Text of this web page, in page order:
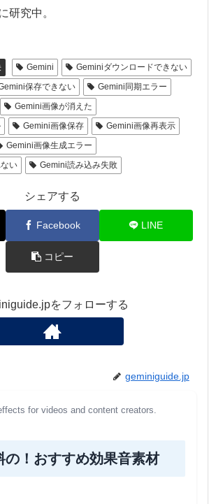
研究中。
Gemini
Geminiダウンロードできない
保存できない
Gemini同期エラー
Gemini画像が消えた
Gemini画像保存
Gemini画像再表示
Gemini画像生成エラー
い
Gemini読み込み失敗
シェアする
Facebook LINE
コピー
をフォローする
geminiguide.jp
for videos and content creators.
の！おすすめ効果音素材